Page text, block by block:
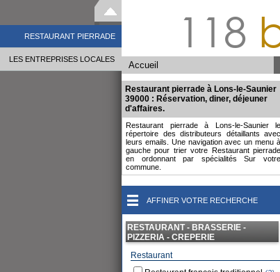
118
Accueil
RESTAURANT PIERRADE
LES ENTREPRISES LOCALES
Restaurant pierrade à Lons-le-Saunier
39000 : Réservation, diner, déjeuner
d'affaires.
Restaurant pierrade à Lons-le-Saunier le
répertoire des distributeurs détaillants avec
leurs emails. Une navigation avec un menu à
gauche pour trier votre Restaurant pierrade
en ordonnant par spécialités Sur votre
commune.
AFFINER VOTRE RECHERCHE
RESTAURANT - BRASSERIE -
PIZZERIA - CREPERIE
Restaurant